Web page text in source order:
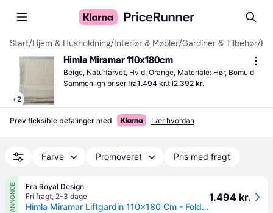
Start/Hjem & Husholdning/ Interiør & Møbler/Gardiner & Tilbehør/
+2
Himla Miramar 110x180cm
Beige, Naturfarvet, Hvid, Orange, Materiale: Hør, Bomuld
Sammenlign priser fra1.494 kr.til2.392 kr.
Prøv fleksible betalinger med Lær hvordan
Farve Promoveret Pris med fragt
ANNONCE
Fra Royal Design
Fri fragt, 2-3 dage
Himla Miramar Liftgardin 110x180 Cm - Foldegardiner Hør Oatmeal - L24227-00112-2304.
1.494 kr.